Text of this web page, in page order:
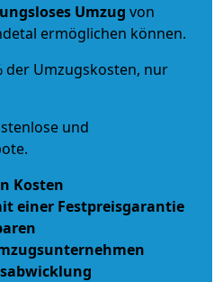
Umzug von
ermöglichen können.
der Umzugskosten, nur
und
Kosten
einer Festpreisgarantie